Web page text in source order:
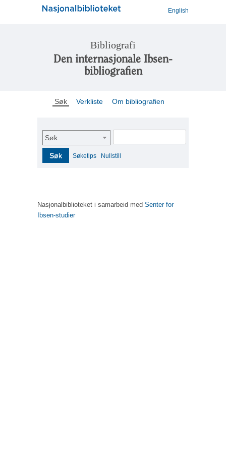
English
Bibliografi
Den internasjonale Ibsen-
bibliografien
Søk Verkliste Om bibliografien
Søk
Søk Søketips Nullstill
Nasjonalbiblioteket i samarbeid med Senter for
Ibsen-studier